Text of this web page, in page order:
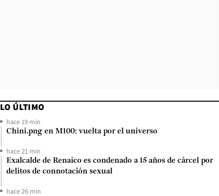
LO ÚLTIMO
hace 19 min
Chini.png en M100: vuelta por el universo
hace 21 min
Exalcalde de Renaico es condenado a 15 años de cárcel por
delitos de connotación sexual
hace 26 min